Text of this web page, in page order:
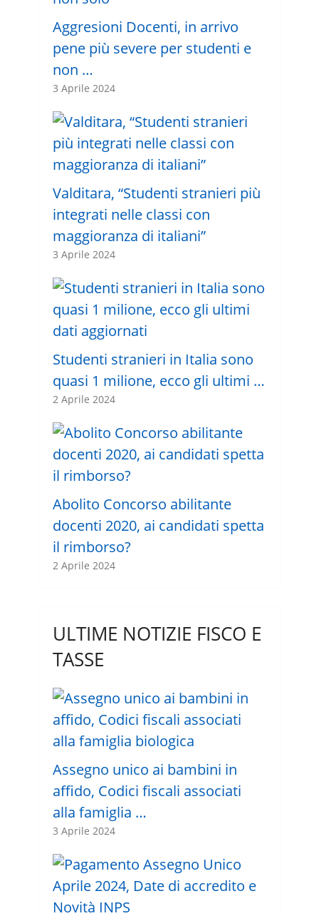
Aggresioni Docenti, in arrivo
pene più severe per studenti e
non …
3 Aprile 2024
Valditara, “Studenti stranieri più
integrati nelle classi con
maggioranza di italiani”
3 Aprile 2024
Studenti stranieri in Italia sono
quasi 1 milione, ecco gli ultimi …
2 Aprile 2024
Abolito Concorso abilitante
docenti 2020, ai candidati spetta
il rimborso?
2 Aprile 2024
ULTIME NOTIZIE FISCO E
TASSE
Assegno unico ai bambini in
affido, Codici fiscali associati
alla famiglia …
3 Aprile 2024